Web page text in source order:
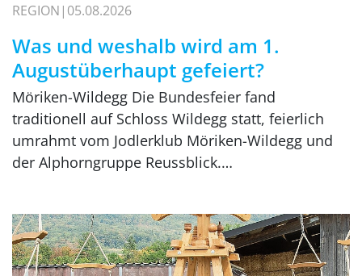
REGION 05.08.2026
Was und weshalb wird am 1.
Augustüberhaupt gefeiert?
Möriken-Wildegg Die Bundesfeier fand
traditionell auf Schloss Wildegg statt, feierlich
umrahmt vom Jodlerklub Möriken-Wildegg und
der Alphorngruppe Reussblick.…